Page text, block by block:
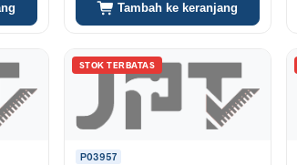
Tambah ke keranjang
STOK TERBATAS
P03957